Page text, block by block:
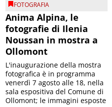
FOTOGRAFIA
Anima Alpina, le
fotografie di Ilenia
Noussan in mostra a
Ollomont
L'inaugurazione della mostra
fotografica è in programma
venerdì 7 agosto alle 18, nella
sala espositiva del Comune di
Ollomont; le immagini esposte